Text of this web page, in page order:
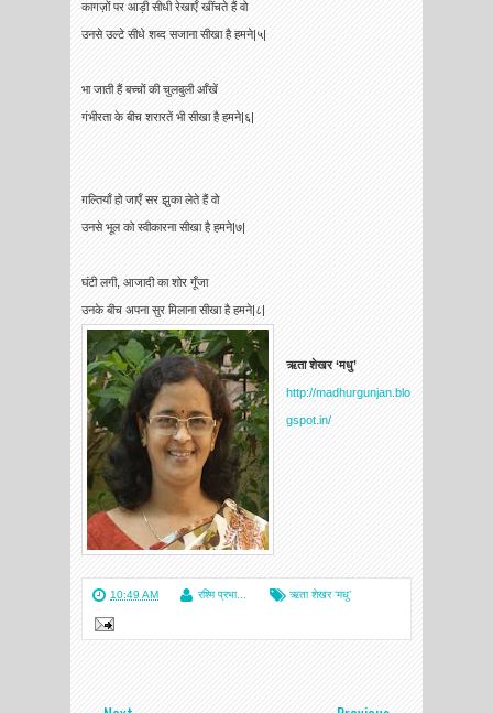
कागज़ों पर आड़ी सीधी रेखाएँ खींचते हैं वो
उनसे उल्टे सीधे शब्द सजाना सीखा है हमने|५|
भा जाती हैं बच्चों की चुलबुली आँखें
गंभीरता के बीच शरारतें भी सीखा है हमने|६|
ग़ल्तियाँ हो जाएँ सर झुका लेते हैं वो
उनसे भूल को स्वीकारना सीखा है हमने|७|
घंटी लगी, आजादी का शोर गूँजा
उनके बीच अपना सुर मिलाना सीखा है हमने|८|
ऋता शेखर ‘मधु’
http://madhurgunjan.blo
gspot.in/
10:49 AM रश्मि प्रभा... ऋता शेखर ‘मधु’